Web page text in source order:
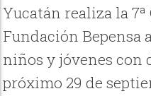
Yucatán realiza la
Fundación Bepensa
niños y jóvenes con
próximo 29 de